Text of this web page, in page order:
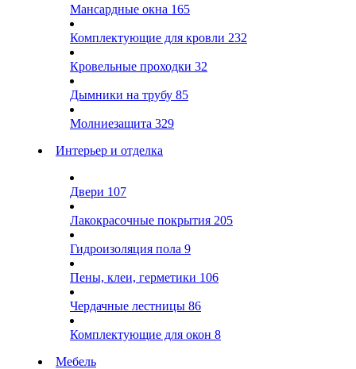
Мансардные окна 165
Комплектующие для кровли 232
Кровельные проходки 32
Дымники на трубу 85
Молниезащита 329
Интерьер и отделка
Двери 107
Лакокрасочные покрытия 205
Гидроизоляция пола 9
Пены, клеи, герметики 106
Чердачные лестницы 86
Комплектующие для окон 8
Мебель